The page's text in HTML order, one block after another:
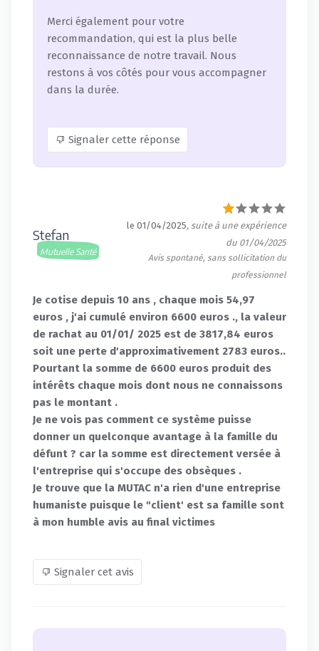
Merci également pour votre
recommandation, qui est la plus belle
reconnaissance de notre travail. Nous
restons à vos côtés pour vous accompagner
dans la durée.
Signaler cette réponse
Stefan
Mutuelle Santé
le 01/04/2025, suite à une expérience
du 01/04/2025
Avis spontané, sans sollicitation du
professionnel
Je cotise depuis 10 ans , chaque mois 54,97
euros , j'ai cumulé environ 6600 euros ., la valeur
de rachat au 01/01/ 2025 est de 3817,84 euros
soit une perte d'approximativement 2783 euros..
Pourtant la somme de 6600 euros produit des
intérêts chaque mois dont nous ne connaissons
pas le montant .
Je ne vois pas comment ce système puisse
donner un quelconque avantage à la famille du
défunt ? car la somme est directement versée à
l'entreprise qui s'occupe des obsèques .
Je trouve que la MUTAC n'a rien d'une entreprise
humaniste puisque le "client' est sa famille sont
à mon humble avis au final victimes
Signaler cet avis